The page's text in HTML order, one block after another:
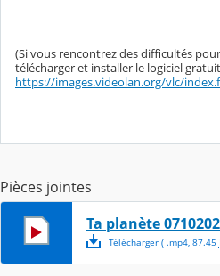
(Si vous rencontrez des difficultés
télécharger et installer le logiciel
https://images.videolan.org/vlc/
Pièces jointes
Ta planète
Télécharger( .mp4, 87.45